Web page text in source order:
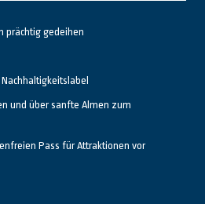
prächtig gedeihen
und über sanfte Almen zum
Pass für Attraktionen vor